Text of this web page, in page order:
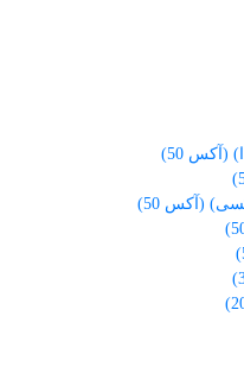
(آکس 50)
(آکس 50)